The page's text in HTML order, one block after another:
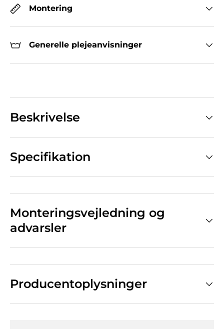
Montering
Generelle plejeanvisninger
Beskrivelse
Specifikation
Monteringsvejledning og
advarsler
Producentoplysninger